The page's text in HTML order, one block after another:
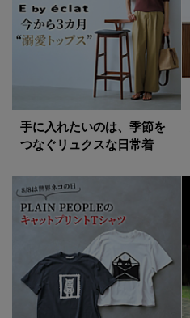
手に入れたいのは、季節を
つなぐリュクスな日常着